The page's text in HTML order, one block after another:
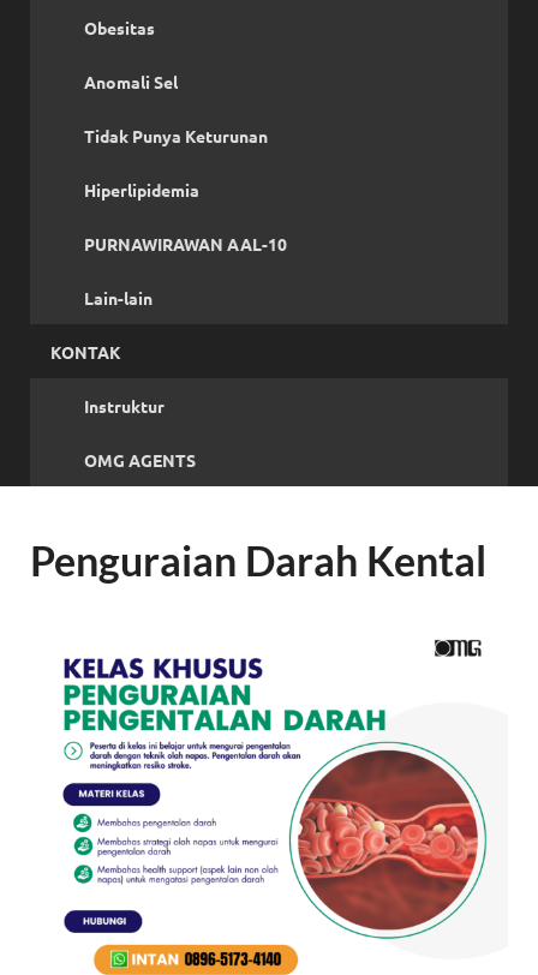
Obesitas
Anomali Sel
Tidak Punya Keturunan
Hiperlipidemia
PURNAWIRAWAN AAL-10
Lain-lain
KONTAK
Instruktur
OMG AGENTS
Penguraian Darah Kental